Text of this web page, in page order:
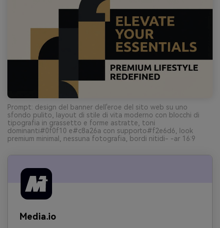
Prompt: design del banner dell'eroe del sito web su uno
sfondo pulito, layout di stile di vita moderno con blocchi di
tipografia in grassetto e forme astratte, toni
dominanti#0f0f10 e#c8a26a con supporto#f2e6d6, look
premium minimal, nessuna fotografia, bordi nitidi- -ar 16:9
Media.io